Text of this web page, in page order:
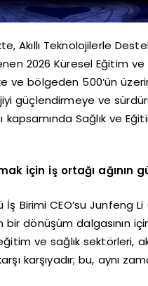
Akıllı Teknolojilerle
2026 Küresel Eğitim ve
ve bölgeden 500’ün
güçlendirmeye ve
kapsamında Sağlık ve
için iş ortağı ağının
Birimi CEO’su Junfeng Li
dönüşüm dalgasının
ve sağlık sektörleri,
karşıyadır; bu, aynı